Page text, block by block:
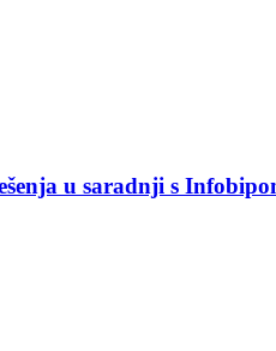
u saradnji s